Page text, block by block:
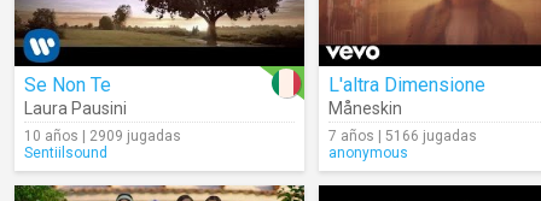
Se Non Te
Laura Pausini
10 años | 2909 jugadas
Sentiilsound
L'altra Dimensione
Måneskin
7 años | 5166 jugadas
anonymous